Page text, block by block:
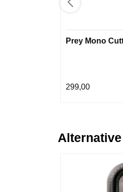
Prey Mono
299,00